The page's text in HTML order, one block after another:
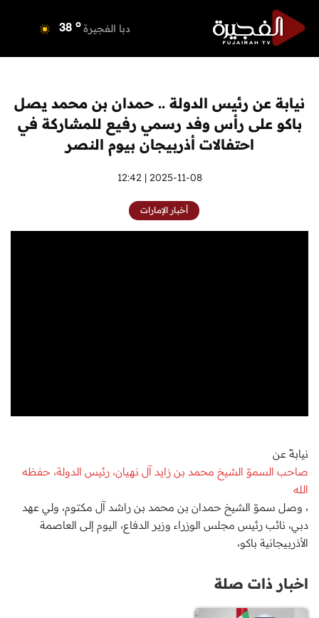
دبا الفجيرة 38 o
أم القيوين o
راس الخيمة 40 o
الفجيرة 38 o
نيابة عن رئيس الدولة .. حمدان بن محمد يصل
باكو على رأس وفد رسمي رفيع للمشاركة في
احتفالات أذربيجان بيوم النصر
2025-11-08 | 12:42
أخبار الإمارات
نيابةً عن
صاحب السموّ الشيخ محمد بن زايد آل نهيان، رئيس الدولة، حفظه
الله
، وصل سموّ الشيخ حمدان بن محمد بن راشد آل مكتوم، ولي عهد
دبي، نائب رئيس مجلس الوزراء وزير الدفاع، اليوم إلى العاصمة
الأذربيجانية باكو،
اخبار ذات صلة